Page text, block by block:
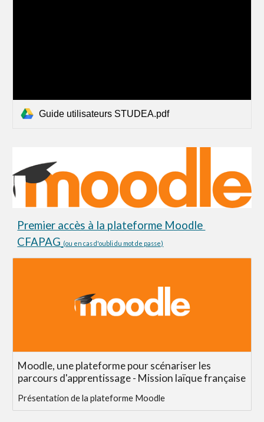
Guide utilisateurs STUDEA.pdf
Premier accès à la plateforme Moodle
CFAPAG (ou en cas d'oubli du mot de passe)
Moodle, une plateforme pour scénariser les
parcours d'apprentissage - Mission laïque française
Présentation de la plateforme Moodle